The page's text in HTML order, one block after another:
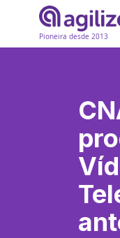
Pioneira desde 2013